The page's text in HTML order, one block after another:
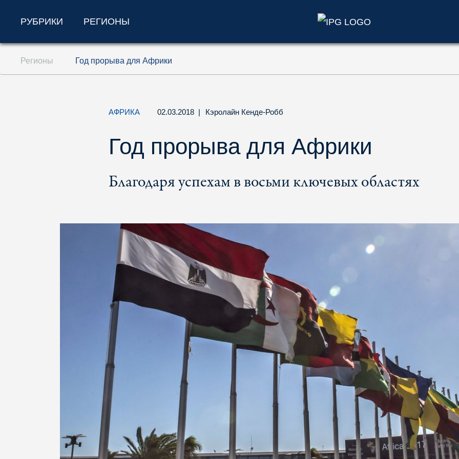
Перейти к содержанию (ключ доступа '1')
Перейти к поиску (ключ доступа '2')
РУБРИКИ РЕГИОНЫ
Регионы Год прорыва для Африки
АФРИКА 02.03.2018 | Кэролайн Кенде-Робб
Год прорыва для Африки
Благодаря успехам в восьми ключевых областях